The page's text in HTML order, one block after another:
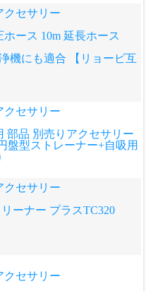
クセサリー
ホース 10m 延長ホース
機にも適合 【リョービ互
クセサリー
部品 別売りアクセサリー
盤型ストレーナー+自吸用
クセサリー
ーナー プラスTC320
クセサリー